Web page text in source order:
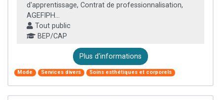
d'apprentissage, Contrat de professionnalisation,
AGEFIPH...
Tout public
BEP/CAP
Plus d'informations
Mode Services divers Soins esthétiques et corporels